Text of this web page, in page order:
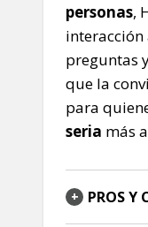
personas,
interacción
preguntas
que la
para
seria más
PROS Y